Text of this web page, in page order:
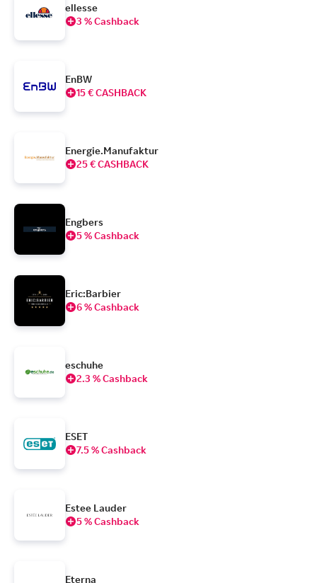
ellesse
3 % Cashback
EnBW
15 € CASHBACK
Energie.Manufaktur
25 € CASHBACK
Engbers
5 % Cashback
Eric:Barbier
6 % Cashback
eschuhe
2.3 % Cashback
ESET
7.5 % Cashback
Estee Lauder
5 % Cashback
Eterna